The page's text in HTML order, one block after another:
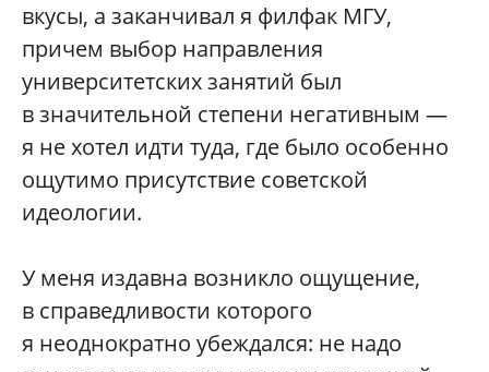
вкусы, а заканчивал я филфак МГУ,
причем выбор направления
университетских занятий был
в значительной степени негативным —
я не хотел идти туда, где было особенно
ощутимо присутствие советской
идеологии.
У меня издавна возникло ощущение,
в справедливости которого
я неоднократно убеждался: не надо